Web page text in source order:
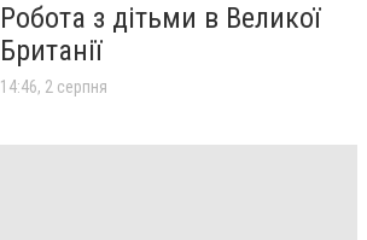
Робота з дітьми в Великої
Британії
14:46, 2 серпня